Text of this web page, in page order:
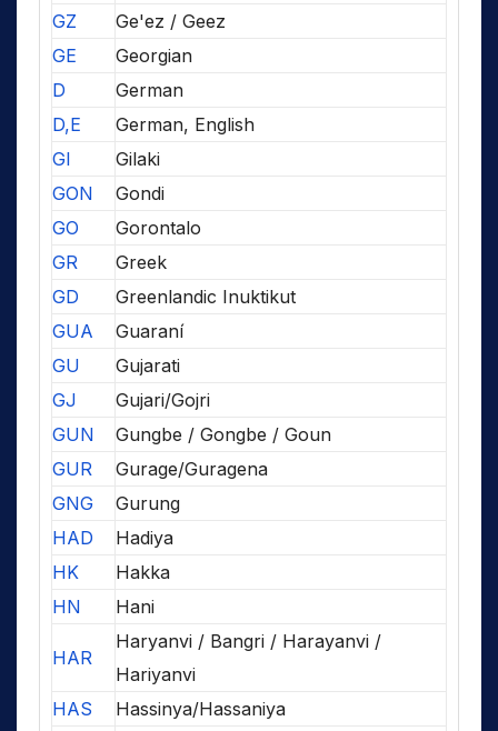
GZ
Ge'ez / Geez
GE
Georgian
D
German
D,E
German, English
GI
Gilaki
GON
Gondi
GO
Gorontalo
GR
Greek
GD
Greenlandic Inuktikut
GUA
Guaraní
GU
Gujarati
GJ
Gujari/Gojri
GUN
Gungbe / Gongbe / Goun
GUR
Gurage/Guragena
GNG
Gurung
HAD
Hadiya
HK
Hakka
HN
Hani
HAR
Haryanvi / Bangri / Harayanvi /
Hariyanvi
HAS
Hassinya/Hassaniya